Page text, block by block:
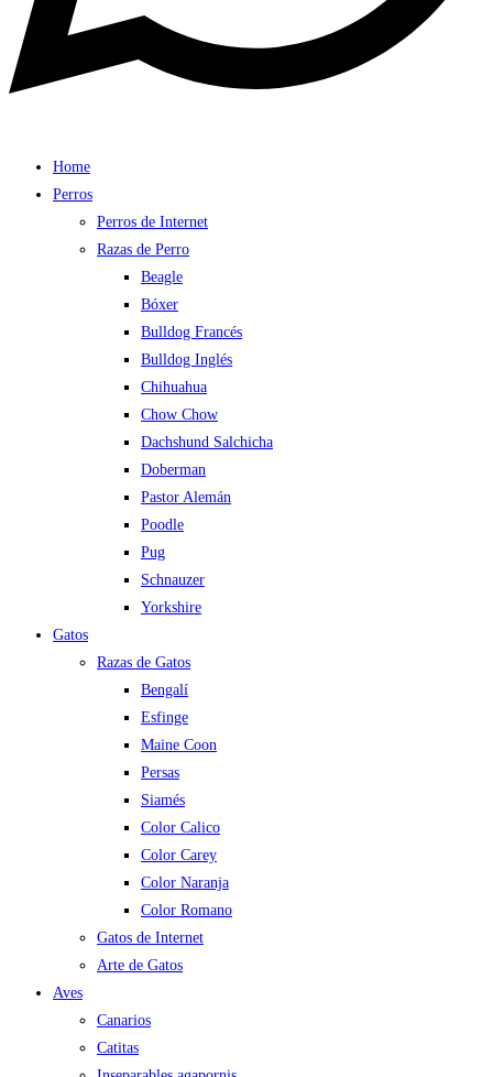
Home
Perros
Perros de Internet
Razas de Perro
Beagle
Bóxer
Bulldog Francés
Bulldog Inglés
Chihuahua
Chow Chow
Dachshund Salchicha
Doberman
Pastor Alemán
Poodle
Pug
Schnauzer
Yorkshire
Gatos
Razas de Gatos
Bengalí
Esfinge
Maine Coon
Persas
Siamés
Color Calico
Color Carey
Color Naranja
Color Romano
Gatos de Internet
Arte de Gatos
Aves
Canarios
Catitas